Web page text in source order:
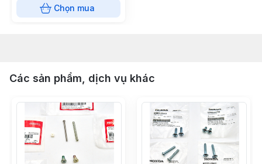
Chọn mua
Các sản phẩm, dịch vụ khác